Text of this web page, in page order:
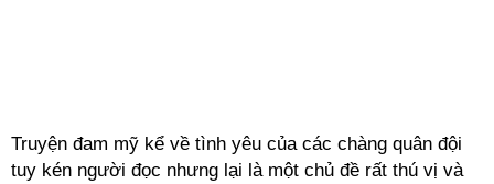
Truyện đam mỹ kể về tình yêu của các chàng quân đội
tuy kén người đọc nhưng lại là một chủ đề rất thú vị và